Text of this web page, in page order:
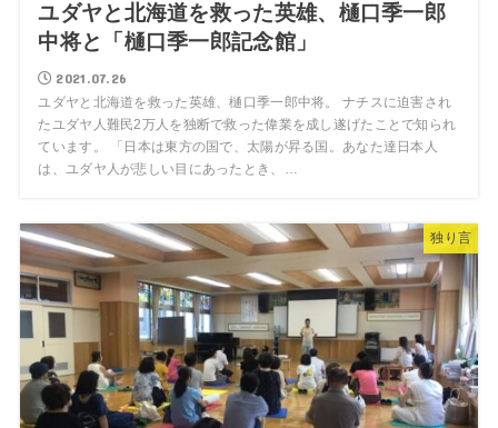
ユダヤと北海道を救った英雄、樋口季一郎
中将と「樋口季一郎記念館」
2021.07.26
ユダヤと北海道を救った英雄、樋口季一郎中将。 ナチスに迫害され
たユダヤ人難民2万人を独断で救った偉業を成し遂げたことで知られ
ています。 「日本は東方の国で、太陽が昇る国。あなた達日本人
は、ユダヤ人が悲しい目にあったとき、…
独り言